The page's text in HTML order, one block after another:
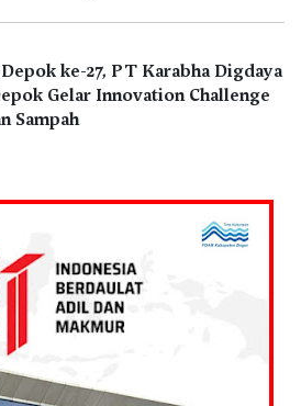
ke-27, PT Karabha Digdaya
Gelar Innovation Challenge
Sampah